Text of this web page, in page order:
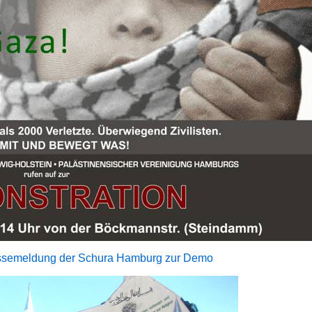
der Schura Hamburg zur Demo